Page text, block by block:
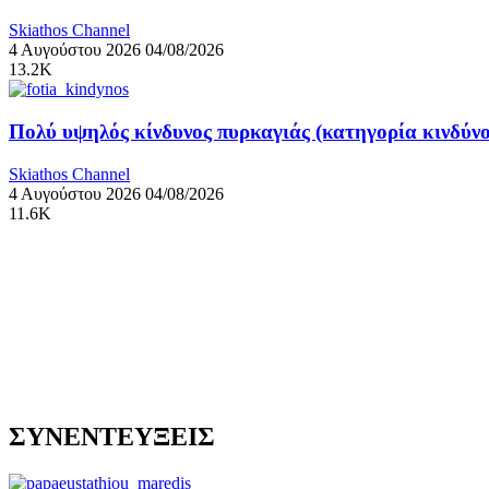
Skiathos Channel
4 Αυγούστου 2026 04/08/2026
13.2K
Πολύ υψηλός κίνδυνος πυρκαγιάς (κατηγορία
Skiathos Channel
4 Αυγούστου 2026 04/08/2026
11.6K
ΣΥΝΕΝΤΕΥΞΕΙΣ